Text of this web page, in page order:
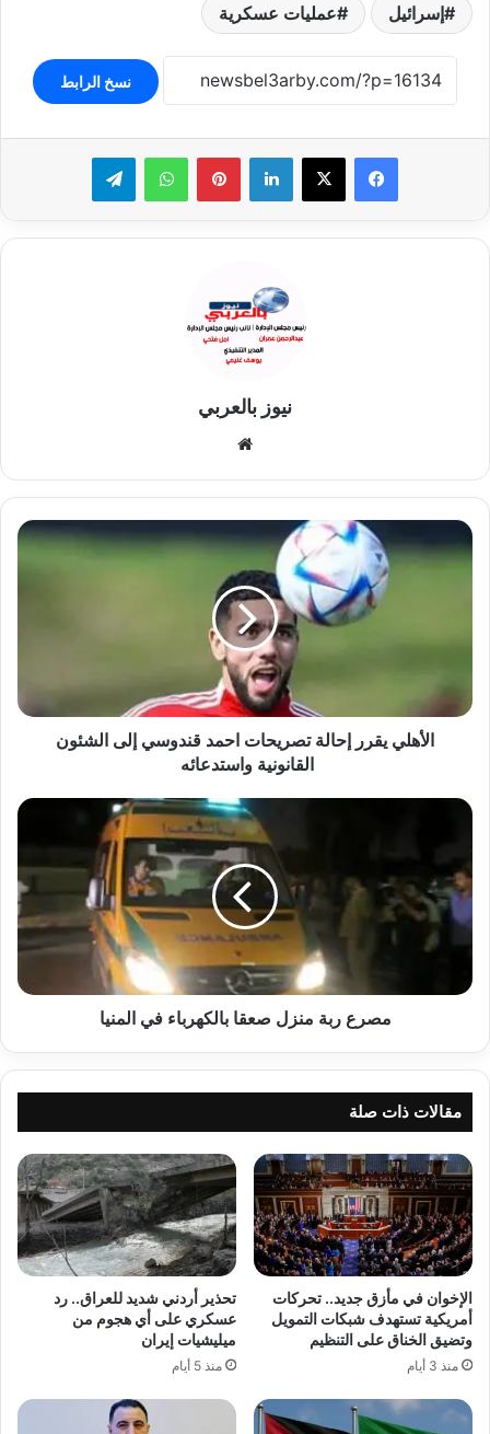
إسرائيل عمليات عسكرية
نسخ الرابط
لينكدإن بينتيريستواتساب تيلقرام
نيوز بالعربي
الأهلي
يقرر
قندوسي
الشئون
القانونية
واستدعائهالأهلي يقرر إحالة تصريحات احمد قندوسي إلى الشئون
القانونية واستدعائه
مصرع
صعقا
بالكهرباء
في
المنيا
مصرع ربة منزل صعقا بالكهرباء في المنيا
مقالات ذات صلة
الإخوان في مأزق جديد.. تحركات
أمريكية تستهدف شبكات التمويل
وتضيق الخناق على التنظيم
منذ 3 أيام
تحذير أردني شديد للعراق.. رد
عسكري على أي هجوم من
ميليشيات إيران
منذ 5 أيام